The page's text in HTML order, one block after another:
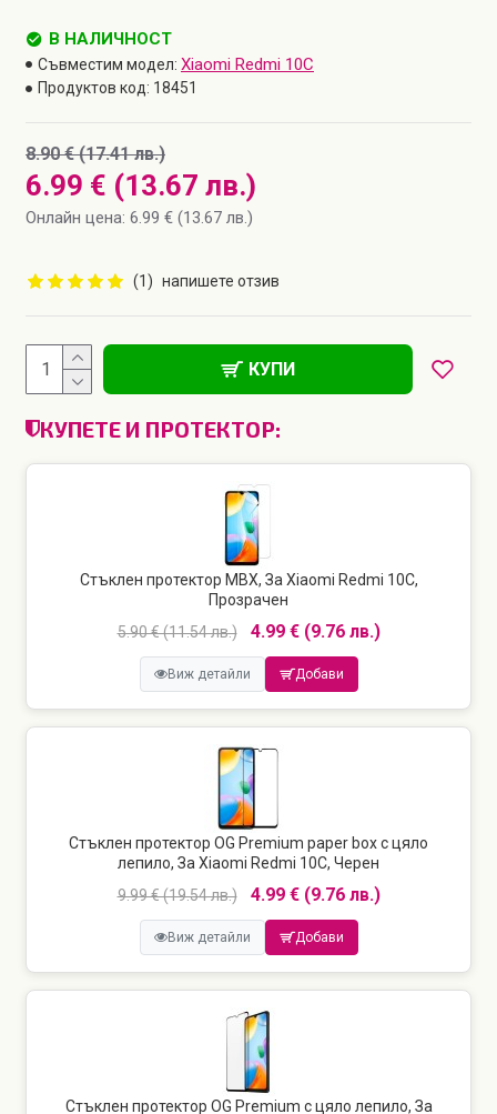
(1) напишете отзив
6.99 € (13.67 лв.)
8.90 € (17.41 лв.)
Онлайн цена: 6.99 € (13.67 лв.)
В НАЛИЧНОСТ
Съвместим модел: Xiaomi Redmi 10C
Продуктов код: 18451
КУПИ
КУПЕТЕ И ПРОТЕКТОР:
Стъклен протектор MBX, За Xiaomi Redmi 10C,
Прозрачен
5.90 € (11.54 лв.)
4.99 € (9.76 лв.)
Виж детайли Добави
Стъклен протектор OG Premium paper box с цяло
лепило, За Xiaomi Redmi 10C, Черен
9.99 € (19.54 лв.)
4.99 € (9.76 лв.)
Виж детайли Добави
Стъклен протектор OG Premium с цяло лепило, За